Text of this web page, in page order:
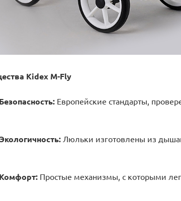
Kidex M-Fly
Безопасность: Европейские стандарты,
Люльки изготовлены из
Комфорт: Простые механизмы, с которыми